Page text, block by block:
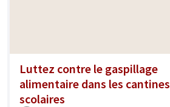
Luttez contre le gaspillage
alimentaire dans les cantines
scolaires